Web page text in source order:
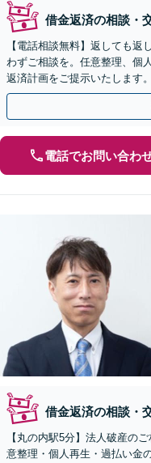
借金返済の相談・
【電話相談無料】返しても
わずご相談を。任意整理、個
返済計画をご提示いたします
【祝日以外対応可】【WEB面
電話でお問い合わ
借金返済の相談・
【丸の内駅5分】法人破産の
意整理・個人再生・過払い金